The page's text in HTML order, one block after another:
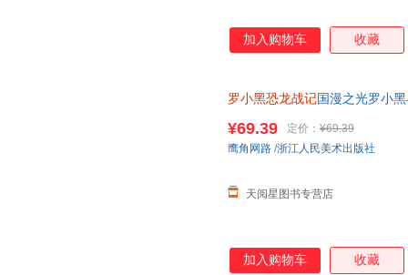
加入购物车 收藏
罗小黑恐龙战记 国漫之光罗小
¥69.39 定价： ¥69.39
天阅星图书专营店
鹰角网路 /浙江人民美术出版社
加入购物车 收藏